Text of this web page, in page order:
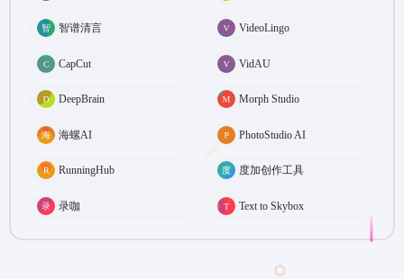
智谱清言 VideoLingo
CapCut VidAU
DeepBrain Morph Studio
海螺AI PhotoStudio AI
RunningHub 度加创作工具
录咖 Text to Skybox